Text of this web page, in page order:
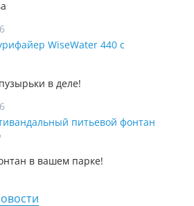
WiseWater 440 с
в деле!
питьевой фонтан
в вашем парке!